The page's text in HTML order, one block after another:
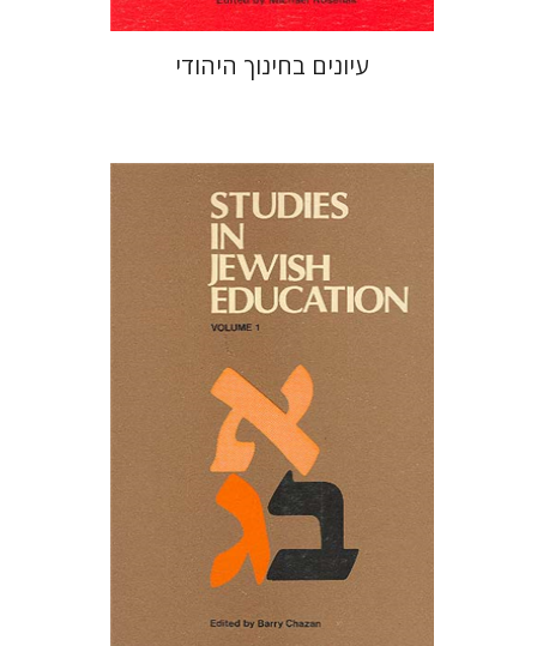
עיונים בחינוך היהודי
שמעון אורן
הנחת אתר ספר מודפס
$37
$33